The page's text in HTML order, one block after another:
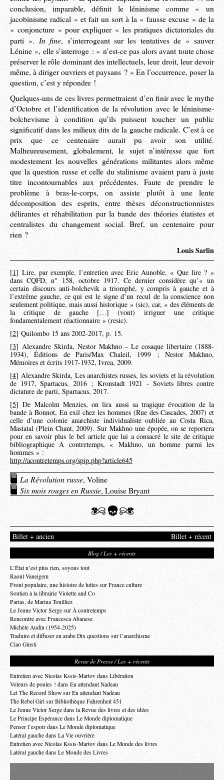
conclusion, imparable, définit le léninisme comme « un
jacobinisme radical » et fait un sort à la « fausse excuse » de la
« conjoncture » pour expliquer « les pratiques dictatoriales du
parti ». In fine, s’interrogeant sur les tentatives de « sauver
Lénine », elle s’interroge : « n’est-ce pas alors avant toute chose
préserver le rôle dominant des intellectuels, leur droit, leur devoir
même, à diriger ouvriers et paysans ? » En l’occurrence, poser la
question, c’est y répondre !
Quelques-uns de ces livres permettraient d’en finir avec le mythe
d’Octobre et l’identification de la révolution avec le léninisme-
bolchevisme à condition qu’ils puissent toucher un public
significatif dans les milieux dits de la gauche radicale. C’est à ce
prix que ce centenaire aurait pu avoir son utilité.
Malheureusement, globalement, le sujet n’intéresse que fort
modestement les nouvelles générations militantes alors même
que la question russe et celle du stalinisme avaient paru à juste
titre incontournables aux précédentes. Faute de prendre le
problème à bras-le-corps, on assiste plutôt à une lente
décomposition des esprits, entre thèses déconstructionnistes
délirantes et réhabilitation par la bande des théories étatistes et
centralistes du changement social. Bref, un centenaire pour
rien ?
Louis Sarlin
[1] Lire, par exemple, l’entretien avec Eric Aunoble, « Que lire ? »
dans CQFD, n° 158, octobre 1917. Ce dernier considère qu’« un
certain discours anti-bolchevik a triomphé, y compris à gauche et à
l’extrême gauche, ce qui est le signe d’un recul de la conscience non
seulement politique, mais aussi historique » (sic), car, « des éléments de
la critique de gauche […] (vont) irriguer une critique
fondamentalement réactionnaire » (resic).
[2] Quilombo 15 ans 2002-2017, p. 15.
[3] Alexandre Skirda, Nestor Makhno – Le cosaque libertaire (1888-
1934), Éditions de Paris/Max Chaleil, 1999 ; Nestor Makhno,
Mémoires et écrits 1917-1932, Ivrea, 2009.
[4]Alexandre Skirda, Les anarchistes russes, les soviets et la révolution
de 1917, Spartacus, 2016 ; Kronstadt 1921 - Soviets libres contre
dictature de parti, Spartacus, 2017.
[5]De Malcolm Menzies, on lira aussi sa tragique évocation de la
bande à Bonnot, En exil chez les hommes (Rue des Cascades, 2007) et
celle d’une colonie anarchiste individualiste oubliée au Costa Rica,
Mastatal (Plein Chant, 2009). Sur Makhno une épopée, on se reportera
pour en savoir plus le bel article que lui a consacré le site de critique
bibliographique À contretemps, « Makhno, un homme parmi les
hommes » :
http://acontretemps.org/spip.php?article645
La Révolution russe, Voline
Six mois rouges en Russie, Louise Bryant
Billet + récent
Billet + ancien
Blog / Les + récents
L’État n’est plus rien, soyons tout
Raoul Vaneigem
Front populaire, une histoire de luttes sur France culture
Soutien à la librairie Violette and Co
Parias, de Marina Touilliez
Le Jeune Victor Serge sur À contretemps
Rencontre avec Francesca Abanese
Michèle Audin (1954-2025)
Traduire et diffuser en arabe Dix questions sur l’anarchisme
Ciao Giusti
Revue de Presse / Les + récents
Entretien avec Nicolas Kssis-Martov dans Libération
Voleurs de poules ! dans En attendant Nadeau
Let The Record Show sur En attendant Nadeau
The Rebel Girl sur Bibliothèque Fahrenheit 451
Le Jeune Victor Serge dans la Revue des livres et des idées
Le Principe Espérance dans Le Monde diplomatique
Penser l’espoir dans Le Monde diplomatique
Latéral gauche dans La Vie ouvrière
Entretien avec Nicolas Kssis-Martov dans Le Monde des livres
Latéral gauche dans Le Monde des Livres